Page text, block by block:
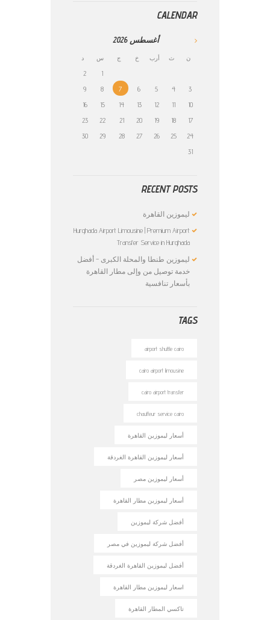
CALENDAR
أغسطس2026
ن ث أرب خ ج س د
1
2
3
4
5
6
7
8
9
10
11
12
13
14
15
16
17
18
19
20
21
22
23
24
25
26
27
28
29
30
31
RECENT POSTS
ليموزين القاهرة
Hurghada Airport Limousine | Premium Airport
Transfer Service in Hurghada
ليموزين طنطا والمحلة الكبرى – أفضل
خدمة توصيل من وإلى مطار القاهرة
بأسعار تنافسية
TAGS
airport shuttle cairo
cairo airport limousine
cairo airport transfer
chauffeur service cairo
أسعار ليموزين القاهرة
أسعار ليموزين القاهرة الغردقة
أسعار ليموزين مصر
أسعار ليموزين مطار القاهرة
أفضل شركة ليموزين
أفضل شركة ليموزين في مصر
أفضل ليموزين القاهرة الغردقة
اسعار ليموزين مطار القاهرة
تاكسي المطار القاهرة